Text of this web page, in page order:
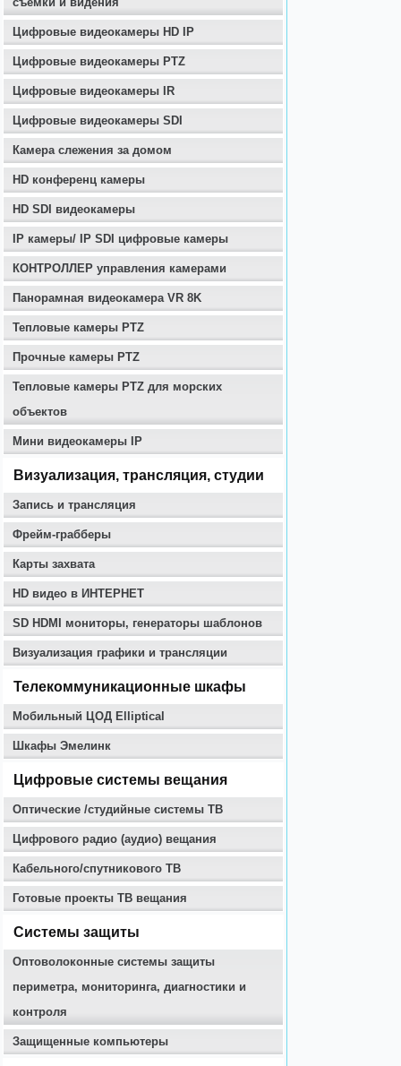
Цифровые видеокамеры HD IP
Цифровые видеокамеры PTZ
Цифровые видеокамеры IR
Цифровые видеокамеры SDI
Камера слежения за домом
HD конференц камеры
HD SDI видеокамеры
IP камеры/ IP SDI цифровые камеры
КОНТРОЛЛЕР управления камерами
Панорамная видеокамера VR 8K
Тепловые камеры PTZ
Прочные камеры PTZ
Тепловые камеры PTZ для морских
объектов
Мини видеокамеры IP
Визуализация, трансляция, студии
Запись и трансляция
Фрейм-грабберы
Карты захвата
HD видео в ИНТЕРНЕТ
SD HDMI мониторы, генераторы шаблонов
Визуализация графики и трансляции
Телекоммуникационные шкафы
Мобильный ЦОД Elliptical
Шкафы Эмелинк
Цифровые системы вещания
Оптические /студийные системы ТВ
Цифрового радио (аудио) вещания
Кабельного/спутникового ТВ
Готовые проекты ТВ вещания
Системы защиты
Оптоволоконные системы защиты
периметра, мониторинга, диагностики и
контроля
Защищенные компьютеры